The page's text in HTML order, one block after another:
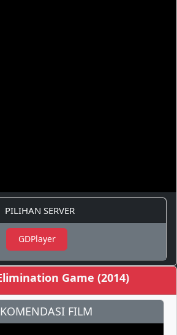
PILIHAN SERVER
GDPlayer
Game (2014)
FILM